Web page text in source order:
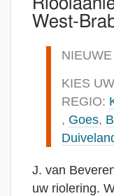
West-
KIES UW
REGIO:
, Goes,
J. van
uw riolering.